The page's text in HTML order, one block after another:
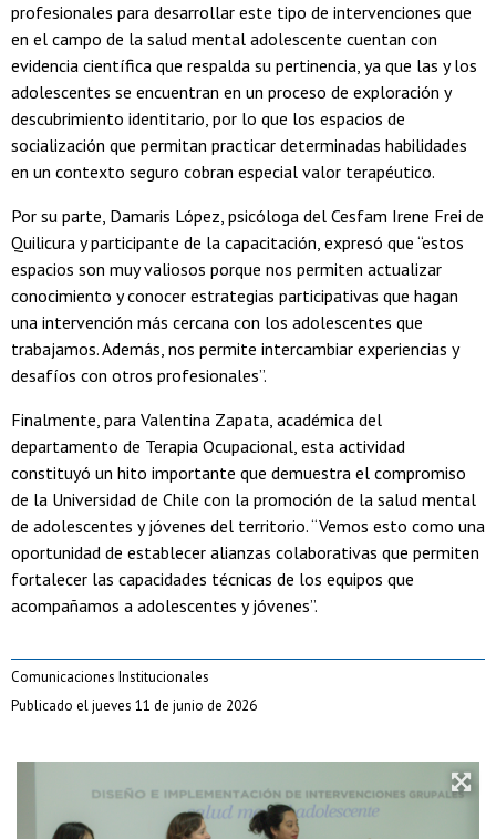
profesionales para desarrollar este tipo de intervenciones que
en el campo de la salud mental adolescente cuentan con
evidencia científica que respalda su pertinencia, ya que las y los
adolescentes se encuentran en un proceso de exploración y
descubrimiento identitario, por lo que los espacios de
socialización que permitan practicar determinadas habilidades
en un contexto seguro cobran especial valor terapéutico.
Por su parte, Damaris López, psicóloga del Cesfam Irene Frei de
Quilicura y participante de la capacitación, expresó que “estos
espacios son muy valiosos porque nos permiten actualizar
conocimiento y conocer estrategias participativas que hagan
una intervención más cercana con los adolescentes que
trabajamos. Además, nos permite intercambiar experiencias y
desafíos con otros profesionales”.
Finalmente, para Valentina Zapata, académica del
departamento de Terapia Ocupacional, esta actividad
constituyó un hito importante que demuestra el compromiso
de la Universidad de Chile con la promoción de la salud mental
de adolescentes y jóvenes del territorio. “Vemos esto como una
oportunidad de establecer alianzas colaborativas que permiten
fortalecer las capacidades técnicas de los equipos que
acompañamos a adolescentes y jóvenes”.
Comunicaciones Institucionales
Publicado el jueves 11 de junio de 2026